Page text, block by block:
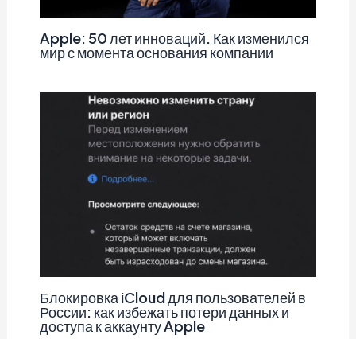
Apple: 50 лет инноваций. Как изменился
мир с момента основания компании
Блокировка iCloud для пользователей в
России: как избежать потери данных и
доступа к аккаунту Apple